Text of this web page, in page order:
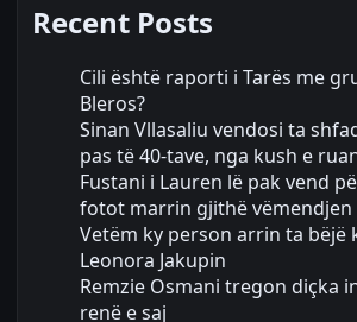
Recent Posts
Cili është raporti i Tarës me
Bleros?
Sinan Vllasaliu vendosi ta
pas të 40-tave, nga kush e
Fustani i Lauren lë pak vend
fotot marrin gjithë vëmendjen
Vetëm ky person arrin ta bëjë
Leonora Jakupin
Remzie Osmani tregon diçka
renë e saj